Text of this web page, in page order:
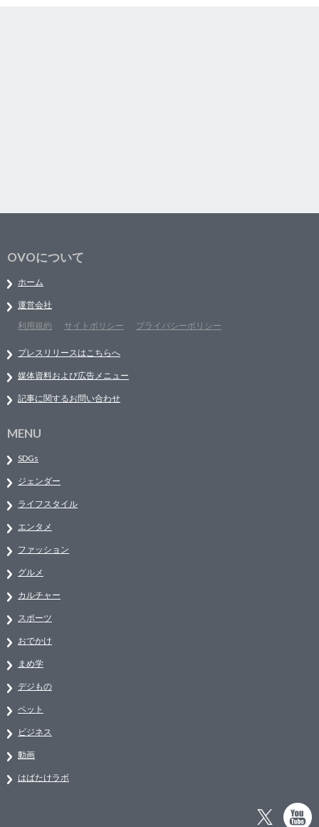
OVOについて
ホーム
運営会社
利用規約
サイトポリシー プライバシーポリシー
プレスリリースはこちらへ
媒体資料および広告メニュー
記事に関するお問い合わせ
MENU
SDGs
ジェンダー
ライフスタイル
エンタメ
ファッション
グルメ
カルチャー
スポーツ
おでかけ
まめ学
デジもの
ペット
ビジネス
動画
はばたけラボ